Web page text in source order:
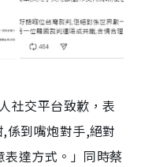
社交平台致歉，表
係到嘴炮對手,絕對
達方式。」同時蔡